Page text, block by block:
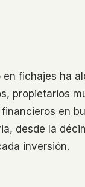
fichajes ha
propietarios
en
desde la
inversión.